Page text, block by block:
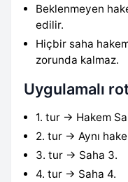
Beklenmeyen
edilir.
Hiçbir saha
zorunda kalmaz.
Uygulamalı
1. tur → Hakem
2. tur → Aynı
3. tur → Saha 3.
4. tur → Saha 4.